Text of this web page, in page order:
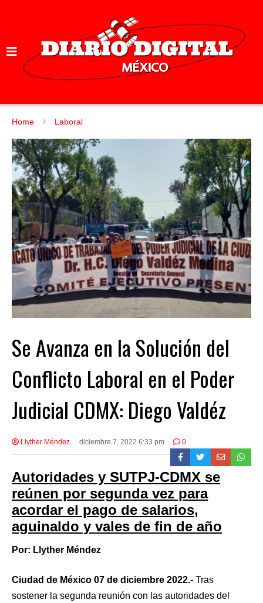
Home Laboral
Se Avanza en la Solución del
Conflicto Laboral en el Poder
Judicial CDMX: Diego Valdéz
Llyther Méndez diciembre 7, 2022 6:33 pm 0
Autoridades y SUTPJ-CDMX se
reúnen por segunda vez para
acordar el pago de salarios,
aguinaldo y vales de fin de año
Por: Llyther Méndez
Ciudad de México 07 de diciembre 2022.- Tras
sostener la segunda reunión con las autoridades del